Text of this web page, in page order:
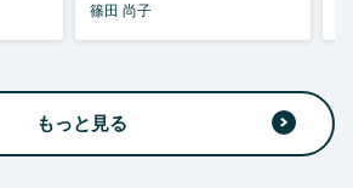
篠田 尚子
もっと見る